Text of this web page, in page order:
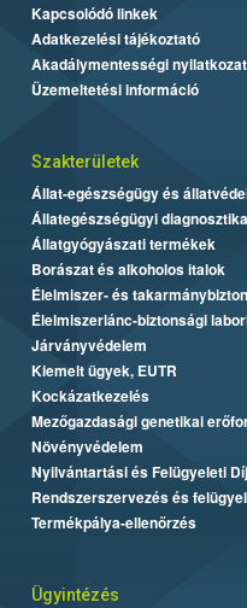
Kapcsolódó linkek
Adatkezelési tájékoztató
Akadálymentességi nyilatkozat
Üzemeltetési információ
Szakterületek
Állat-egészségügy és
Állategészségügyi diagnosztika
Állatgyógyászati termékek
Borászat és alkoholos italok
Élelmiszer- és
Élelmiszerlánc-biztonsági
Járványvédelem
Kiemelt ügyek, EUTR
Kockázatkezelés
Mezőgazdasági genetikai
Növényvédelem
Nyilvántartási és Felügyeleti Díj
Rendszerszervezés és
Termékpálya-ellenőrzés
Ügyintézés